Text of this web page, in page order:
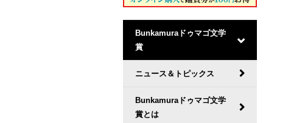
Bunkamuraドゥマゴ文学
賞
ニュース＆トピックス
Bunkamuraドゥマゴ文学
賞とは